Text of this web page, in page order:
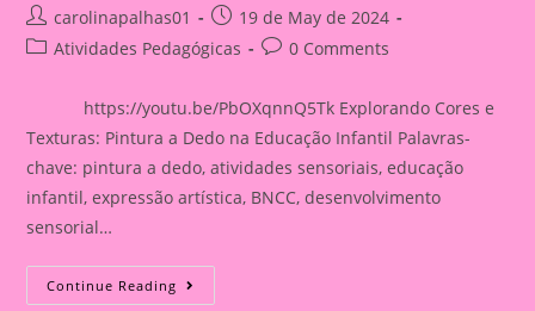
Post
author:
carolinapalhas01
Post
published:
19 de May de 2024
PostAtividades Pedagógicas
Post0 Comments
https://youtu.be/PbOXqnnQ5Tk Explorando Cores e
Texturas: Pintura a Dedo na Educação Infantil Palavras-
chave: pintura a dedo, atividades sensoriais, educação
infantil, expressão artística, BNCC, desenvolvimento
sensorial…
Continue Reading Atividade
Sensorial